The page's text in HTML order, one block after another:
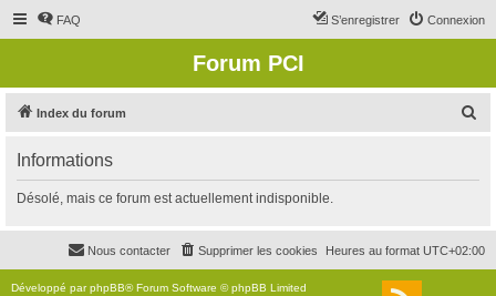
FAQ Connexion
S’enregistrer
Forum PCI
Index du forum
r
c
Informations
Désolé, mais ce forum est actuellement indisponible.
Heures au format UTC+02:00
Supprimer les cookies
Nous contacter
Développé parphpBB® Forum Software © phpBB Limited